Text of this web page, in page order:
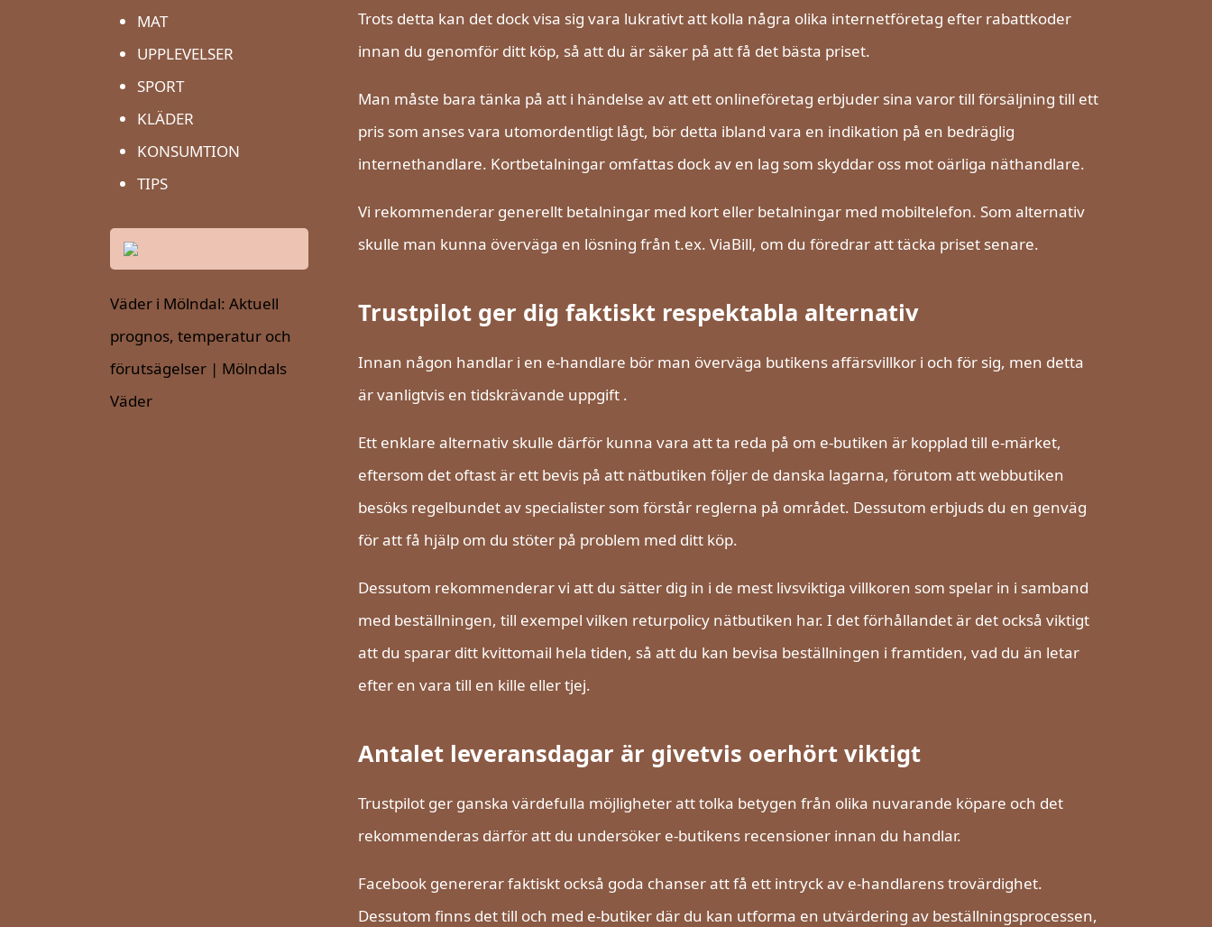
Trots detta kan det dock visa sig vara lukrativt att kolla några olika internetföretag efter rabattkoder
innan du genomför ditt köp, så att du är säker på att få det bästa priset.
Man måste bara tänka på att i händelse av att ett onlineföretag erbjuder sina varor till försäljning till ett
pris som anses vara utomordentligt lågt, bör detta ibland vara en indikation på en bedräglig
internethandlare. Kortbetalningar omfattas dock av en lag som skyddar oss mot oärliga näthandlare.
Vi rekommenderar generellt betalningar med kort eller betalningar med mobiltelefon. Som alternativ
skulle man kunna överväga en lösning från t.ex. ViaBill, om du föredrar att täcka priset senare.
Trustpilot ger dig faktiskt respektabla alternativ
Innan någon handlar i en e-handlare bör man överväga butikens affärsvillkor i och för sig, men detta
är vanligtvis en tidskrävande uppgift .
Ett enklare alternativ skulle därför kunna vara att ta reda på om e-butiken är kopplad till e-märket,
eftersom det oftast är ett bevis på att nätbutiken följer de danska lagarna, förutom att webbutiken
besöks regelbundet av specialister som förstår reglerna på området. Dessutom erbjuds du en genväg
för att få hjälp om du stöter på problem med ditt köp.
Dessutom rekommenderar vi att du sätter dig in i de mest livsviktiga villkoren som spelar in i samband
med beställningen, till exempel vilken returpolicy nätbutiken har. I det förhållandet är det också viktigt
att du sparar ditt kvittomail hela tiden, så att du kan bevisa beställningen i framtiden, vad du än letar
efter en vara till en kille eller tjej.
Antalet leveransdagar är givetvis oerhört viktigt
Trustpilot ger ganska värdefulla möjligheter att tolka betygen från olika nuvarande köpare och det
rekommenderas därför att du undersöker e-butikens recensioner innan du handlar.
Facebook genererar faktiskt också goda chanser att få ett intryck av e-handlarens trovärdighet.
Dessutom finns det till och med e-butiker där du kan utforma en utvärdering av beställningsprocessen,
MAT
UPPLEVELSER
SPORT
KLÄDER
KONSUMTION
TIPS
Väder i Mölndal: Aktuell
prognos, temperatur och
förutsägelser | Mölndals
Väder